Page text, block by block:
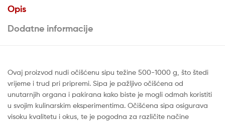
Opis
Dodatne informacije
Ovaj proizvod nudi očišćenu sipu težine 500-1000 g, što štedi
vrijeme i trud pri pripremi. Sipa je pažljivo očišćena od
unutarnjih organa i pakirana kako biste je mogli odmah koristiti
u svojim kulinarskim eksperimentima. Očišćena sipa osigurava
visoku kvalitetu i okus, te je pogodna za različite načine